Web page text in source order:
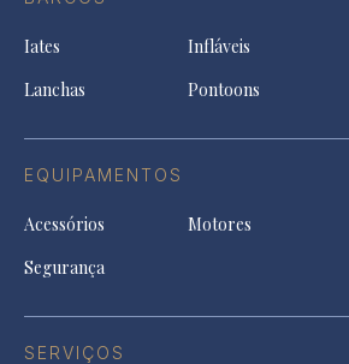
Iates Infláveis
Lanchas
Pontoons
EQUIPAMENTOS
Acessórios Motores
Segurança
SERVIÇOS